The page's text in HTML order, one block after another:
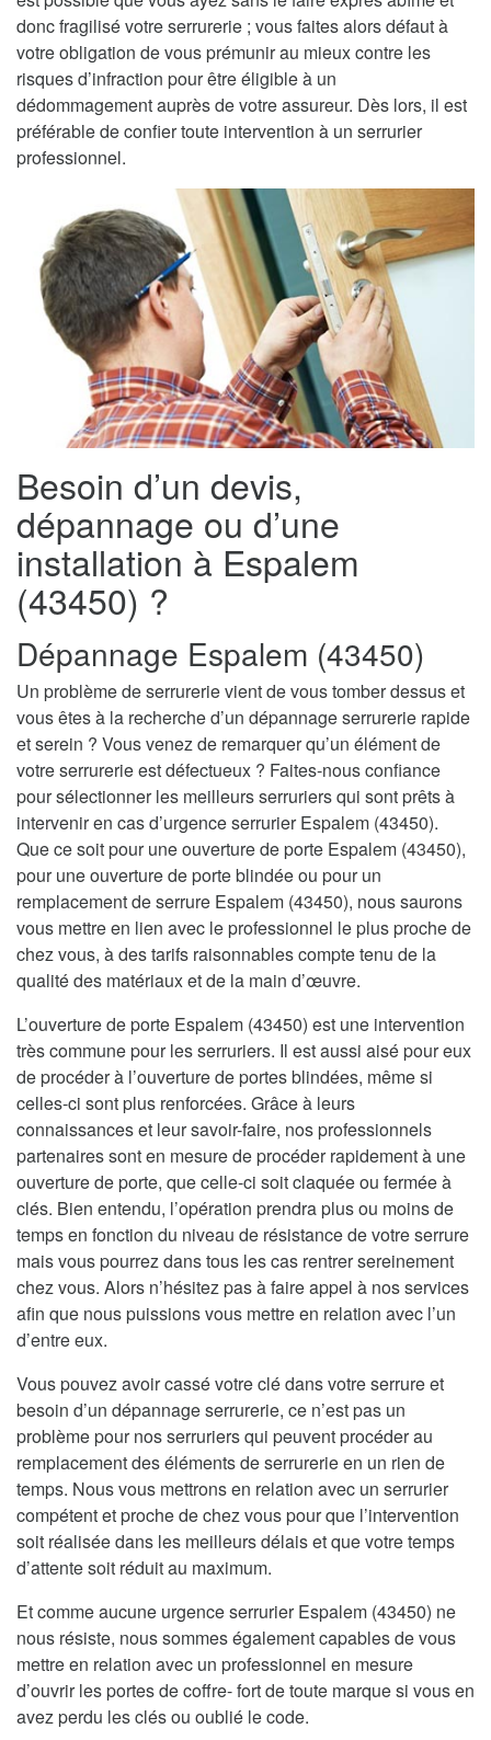
donc fragilisé votre serrurerie ; vous faites alors défaut à
votre obligation de vous prémunir au mieux contre les
risques d’infraction pour être éligible à un
dédommagement auprès de votre assureur. Dès lors, il est
préférable de confier toute intervention à un serrurier
professionnel.
Besoin d’un devis,
dépannage ou d’une
installation à Espalem
(43450) ?
Dépannage Espalem (43450)
Un problème de serrurerie vient de vous tomber dessus et
vous êtes à la recherche d’un dépannage serrurerie rapide
et serein ? Vous venez de remarquer qu’un élément de
votre serrurerie est défectueux ? Faites-nous confiance
pour sélectionner les meilleurs serruriers qui sont prêts à
intervenir en cas d’urgence serrurier Espalem (43450).
Que ce soit pour une ouverture de porte Espalem (43450),
pour une ouverture de porte blindée ou pour un
remplacement de serrure Espalem (43450), nous saurons
vous mettre en lien avec le professionnel le plus proche de
chez vous, à des tarifs raisonnables compte tenu de la
qualité des matériaux et de la main d’œuvre.
L’ouverture de porte Espalem (43450) est une intervention
très commune pour les serruriers. Il est aussi aisé pour eux
de procéder à l’ouverture de portes blindées, même si
celles-ci sont plus renforcées. Grâce à leurs
connaissances et leur savoir-faire, nos professionnels
partenaires sont en mesure de procéder rapidement à une
ouverture de porte, que celle-ci soit claquée ou fermée à
clés. Bien entendu, l’opération prendra plus ou moins de
temps en fonction du niveau de résistance de votre serrure
mais vous pourrez dans tous les cas rentrer sereinement
chez vous. Alors n’hésitez pas à faire appel à nos services
afin que nous puissions vous mettre en relation avec l’un
d’entre eux.
Vous pouvez avoir cassé votre clé dans votre serrure et
besoin d’un dépannage serrurerie, ce n’est pas un
problème pour nos serruriers qui peuvent procéder au
remplacement des éléments de serrurerie en un rien de
temps. Nous vous mettrons en relation avec un serrurier
compétent et proche de chez vous pour que l’intervention
soit réalisée dans les meilleurs délais et que votre temps
d’attente soit réduit au maximum.
Et comme aucune urgence serrurier Espalem (43450) ne
nous résiste, nous sommes également capables de vous
mettre en relation avec un professionnel en mesure
d’ouvrir les portes de coffre- fort de toute marque si vous en
avez perdu les clés ou oublié le code.